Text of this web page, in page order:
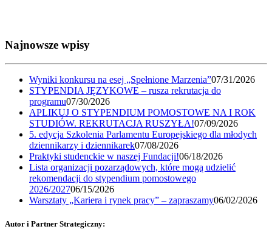
Najnowsze wpisy
Wyniki konkursu na esej „Spełnione Marzenia”07/31/2026
STYPENDIA JĘZYKOWE – rusza rekrutacja do
programu07/30/2026
APLIKUJ O STYPENDIUM POMOSTOWE NA I ROK
STUDIÓW. REKRUTACJA RUSZYŁA!07/09/2026
5. edycja Szkolenia Parlamentu Europejskiego dla młodych
dziennikarzy i dziennikarek07/08/2026
Praktyki studenckie w naszej Fundacji!06/18/2026
Lista organizacji pozarządowych, które mogą udzielić
rekomendacji do stypendium pomostowego
2026/202706/15/2026
Warsztaty „Kariera i rynek pracy” – zapraszamy06/02/2026
Autor i Partner Strategiczny: